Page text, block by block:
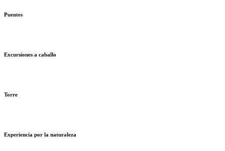
Puentes
Excursiones a caballo
Torre
Experiencia por la naturaleza